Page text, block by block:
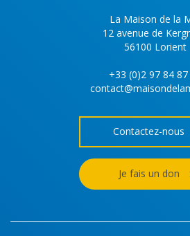
La Maison de la
12 avenue de
56100 Lorient
+33 (0)2 97 84
Contactez-nous
Je fais un don